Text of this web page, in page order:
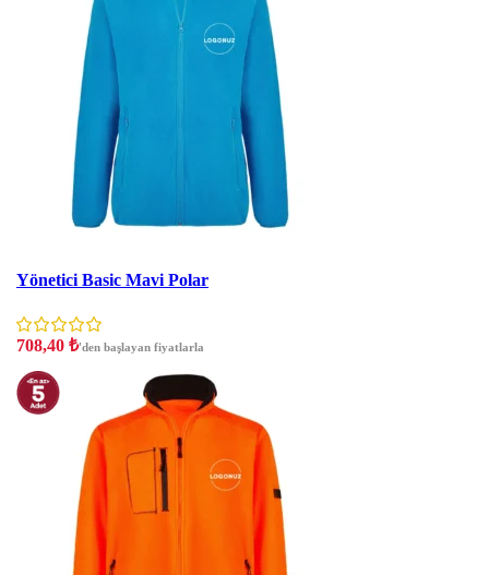
Yönetici Basic Mavi Polar
708,40 ₺'den başlayan fiyatlarla